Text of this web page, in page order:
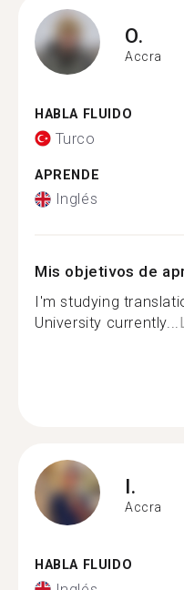
O.
Accra
HABLA FLUIDO
Turco
APRENDE
Inglés
Mis objetivos de
I'm studying
University currently...
I.
Accra
HABLA FLUIDO